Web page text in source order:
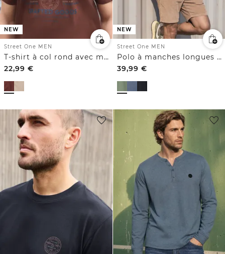
NEW
Street One MEN
T-shirt à col rond avec motif typographique
22,99 €
NEW
Street One MEN
Polo à manches longues avec poche
39,99 €